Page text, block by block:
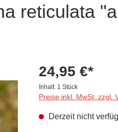
reticulata
24,95 €*
Inhalt: 1 Stück
Preise inkl. MwSt. zzgl.
Derzeit nicht